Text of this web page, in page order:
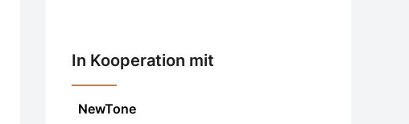
In Kooperation mit
NewTone